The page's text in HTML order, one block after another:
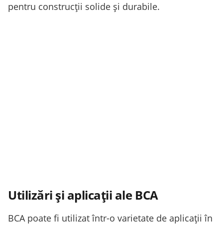
pentru construcții solide și durabile.
Utilizări și aplicații ale BCA
BCA poate fi utilizat într-o varietate de aplicații în